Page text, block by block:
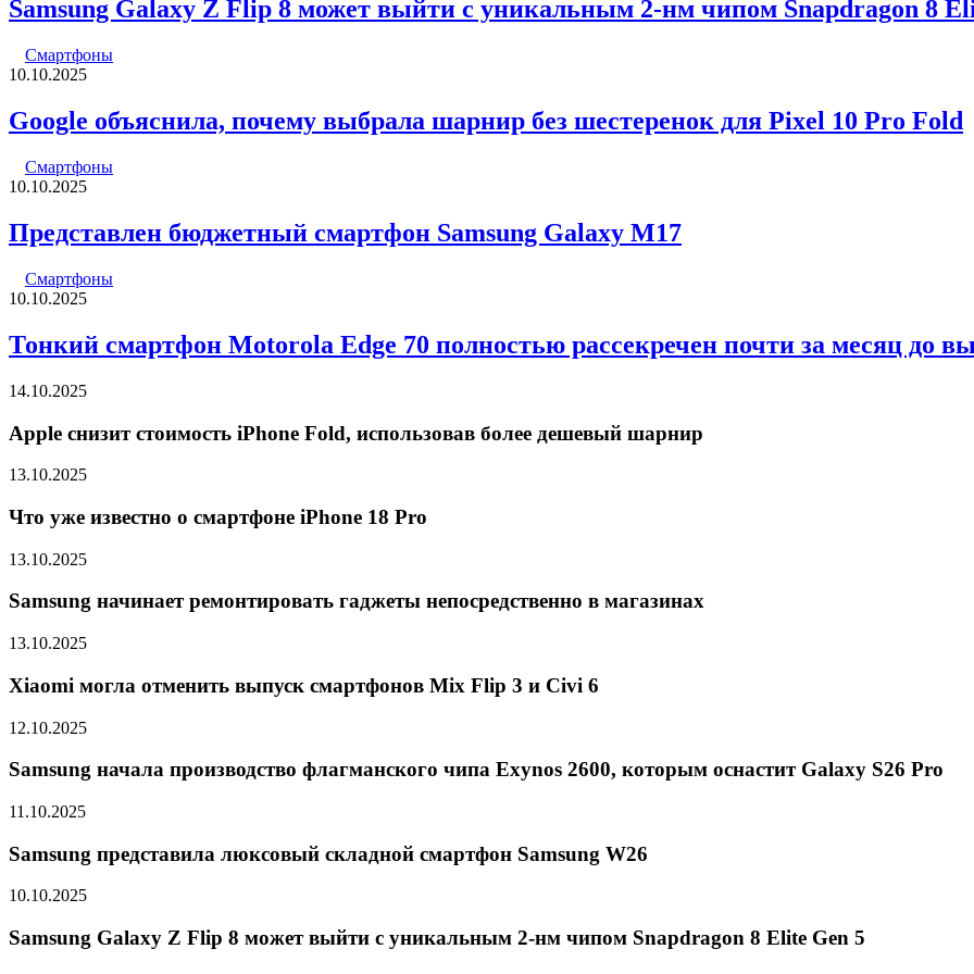
Samsung Galaxy Z Flip 8 может выйти с уникальным 2-нм чипом Snapdragon 8
Смартфоны
10.10.2025
Google объяснила, почему выбрала шарнир без шестеренок для Pixel 10 Pro Fold
Смартфоны
10.10.2025
Представлен бюджетный смартфон Samsung Galaxy M17
Смартфоны
10.10.2025
Тонкий смартфон Motorola Edge 70 полностью рассекречен почти за месяц до
14.10.2025
Apple снизит стоимость iPhone Fold, использовав более дешевый шарнир
13.10.2025
Что уже известно о смартфоне iPhone 18 Pro
13.10.2025
Samsung начинает ремонтировать гаджеты непосредственно в магазинах
13.10.2025
Xiaomi могла отменить выпуск смартфонов Mix Flip 3 и Civi 6
12.10.2025
Samsung начала производство флагманского чипа Exynos 2600, которым оснастит Galaxy S26 Pro
11.10.2025
Samsung представила люксовый складной смартфон Samsung W26
10.10.2025
Samsung Galaxy Z Flip 8 может выйти с уникальным 2-нм чипом Snapdragon 8 Elite Gen 5